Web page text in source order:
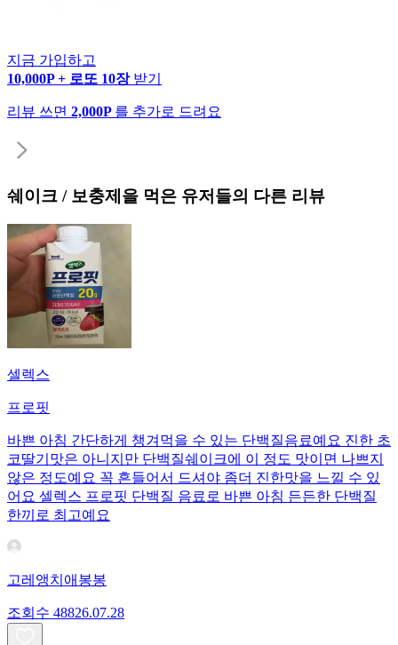
지금 가입하고
10,000P + 로또 10장 받기
리뷰 쓰면 2,000P 를 추가로 드려요
쉐이크 / 보충제 을 먹은 유저들의 다른 리뷰
셀렉스
프로핏
바쁜 아침 간단하게 챙겨먹을 수 있는 단백질음료예요 진한 초
코딸기맛은 아니지만 단백질쉐이크에 이 정도 맛이면 나쁘지
않은 정도예요 꼭 흔들어서 드셔야 좀더 진한맛을 느낄 수 있
어요 셀렉스 프로핏 단백질 음료로 바쁜 아침 든든한 단백질
한끼로 최고예요
고레앵치애봉봉
조회수 48826.07.28